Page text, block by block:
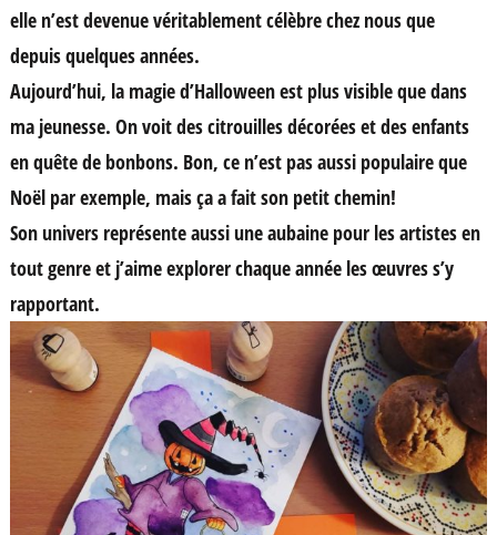
elle n’est devenue véritablement célèbre chez nous que
depuis quelques années.
Aujourd’hui, la magie d’Halloween est plus visible que dans
ma jeunesse. On voit des citrouilles décorées et des enfants
en quête de bonbons. Bon, ce n’est pas aussi populaire que
Noël par exemple, mais ça a fait son petit chemin!
Son univers représente aussi une aubaine pour les artistes en
tout genre et j’aime explorer chaque année les œuvres s’y
rapportant.